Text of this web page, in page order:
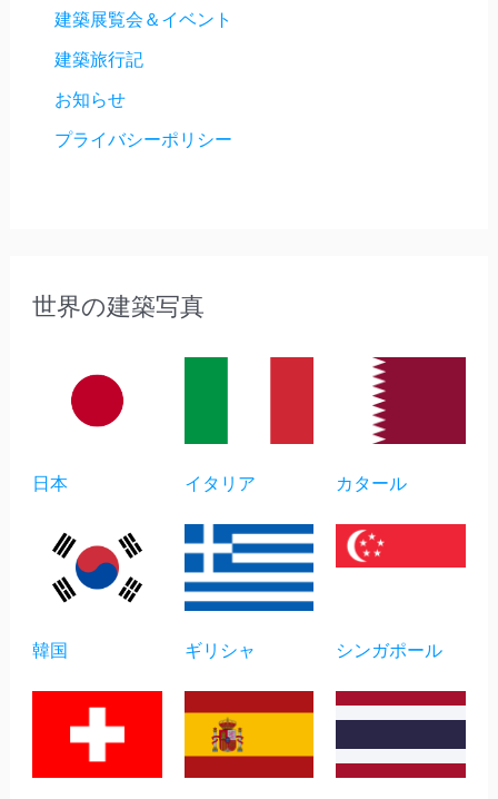
建築展覧会＆イベント
建築旅行記
お知らせ
プライバシーポリシー
世界の建築写真
日本 イタリア カタール
韓国 ギリシャ シンガポール